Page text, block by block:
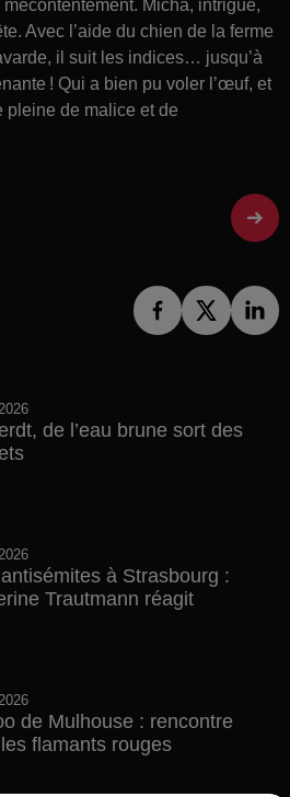
Micha, intrigué,
Avec l’aide du chien de la ferme
il suit les indices… jusqu’à
! Qui a bien pu voler l’œuf, et
pleine de malice et de
de l’eau brune sort des
à Strasbourg :
Trautmann réagit
de Mulhouse : rencontre
flamants rouges